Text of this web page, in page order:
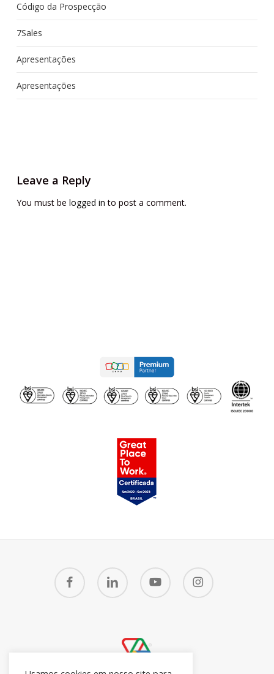
Código da Prospecção
7Sales
Apresentações
Apresentações
Leave a Reply
You must be logged in to post a comment.
facebook linkedin youtube instagram